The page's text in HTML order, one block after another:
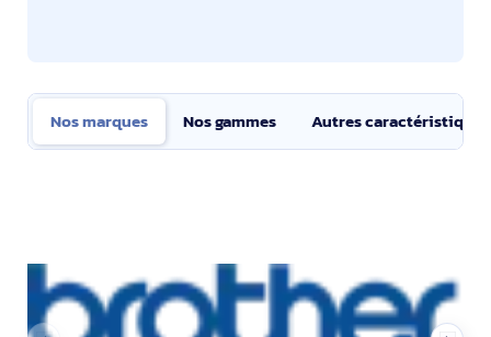
Nos marques Nos gammes Autres caractéristiques